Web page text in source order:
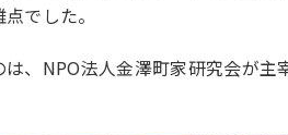
でした。
、NPO法人金澤町家研究会が主